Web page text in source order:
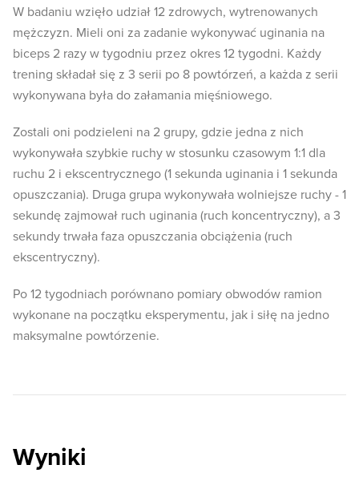
W badaniu wzięło udział 12 zdrowych, wytrenowanych
mężczyzn. Mieli oni za zadanie wykonywać uginania na
biceps 2 razy w tygodniu przez okres 12 tygodni. Każdy
trening składał się z 3 serii po 8 powtórzeń, a każda z serii
wykonywana była do załamania mięśniowego.
Zostali oni podzieleni na 2 grupy, gdzie jedna z nich
wykonywała szybkie ruchy w stosunku czasowym 1:1 dla
ruchu 2 i ekscentrycznego (1 sekunda uginania i 1 sekunda
opuszczania). Druga grupa wykonywała wolniejsze ruchy - 1
sekundę zajmował ruch uginania (ruch koncentryczny), a 3
sekundy trwała faza opuszczania obciążenia (ruch
ekscentryczny).
Po 12 tygodniach porównano pomiary obwodów ramion
wykonane na początku eksperymentu, jak i siłę na jedno
maksymalne powtórzenie.
Wyniki